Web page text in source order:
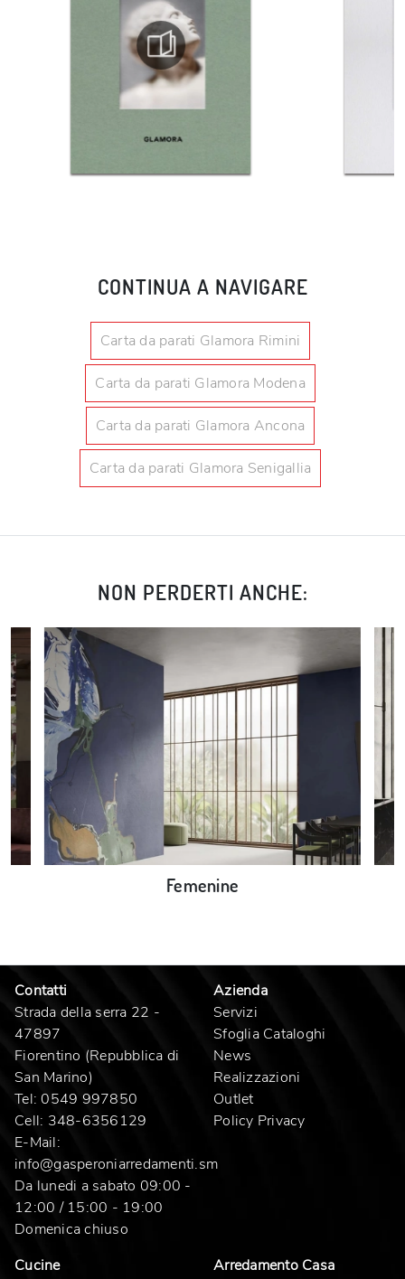
NON PERDERTI ANCHE:
Femenine
CONTINUA A NAVIGARE
Carta da parati Glamora Rimini
Carta da parati Glamora Modena
Carta da parati Glamora Ancona
Carta da parati Glamora Senigallia
Contatti
Strada della serra 22 -
47897
Fiorentino (Repubblica di
San Marino)
Tel: 0549 997850
Cell: 348-6356129
E-Mail:
info@gasperoniarredamenti.sm
Da lunedi a sabato 09:00 -
12:00 / 15:00 - 19:00
Domenica chiuso
Azienda
Servizi
Sfoglia Cataloghi
News
Realizzazioni
Outlet
Policy Privacy
Cucine
Arredamento Casa